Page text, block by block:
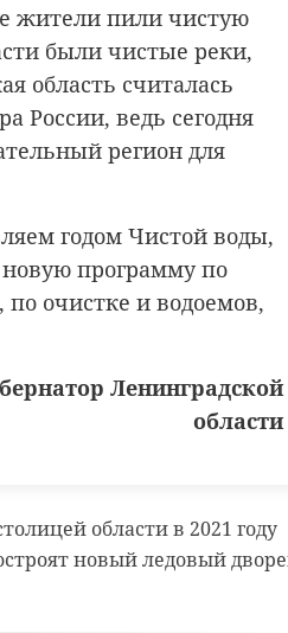
жители пили чистую
были чистые реки,
область считалась
России, ведь сегодня
регион для
годом Чистой воды,
новую программу по
очистке и водоемов,
Ленинградской
области
области в 2021 году
новый ледовый
спасение животных